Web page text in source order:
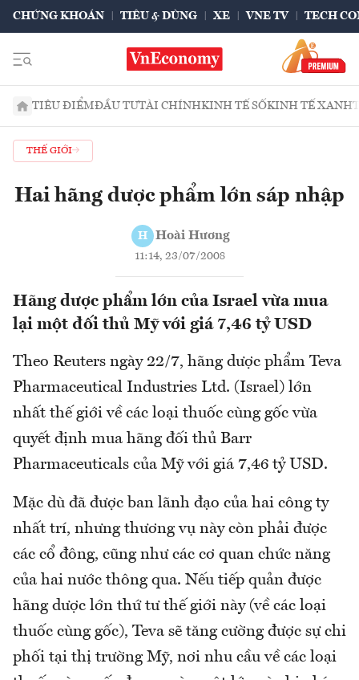
CHỨNG KHOÁN TIÊU & DÙNG XE VNE TV TECH
TIÊU ĐIỂMĐẦU TƯTÀI CHÍNHKINH TẾ SỐKINH TẾ XANH
THẾ GIỚI
Hai hãng dược phẩm lớn sáp nhập
H Hoài Hương
11:14, 23/07/2008
Hãng dược phẩm lớn của Israel vừa mua
lại một đối thủ Mỹ với giá 7,46 tỷ USD
Theo Reuters ngày 22/7, hãng dược phẩm Teva
Pharmaceutical Industries Ltd. (Israel) lớn
nhất thế giới về các loại thuốc cùng gốc vừa
quyết định mua hãng đối thủ Barr
Pharmaceuticals của Mỹ với giá 7,46 tỷ USD.
Mặc dù đã được ban lãnh đạo của hai công ty
nhất trí, nhưng thương vụ này còn phải được
các cổ đông, cũng như các cơ quan chức năng
của hai nước thông qua. Nếu tiếp quản được
hãng dược lớn thứ tư thế giới này (về các loại
thuốc cùng gốc), Teva sẽ tăng cường được sự chi
phối tại thị trường Mỹ, nơi nhu cầu về các loại